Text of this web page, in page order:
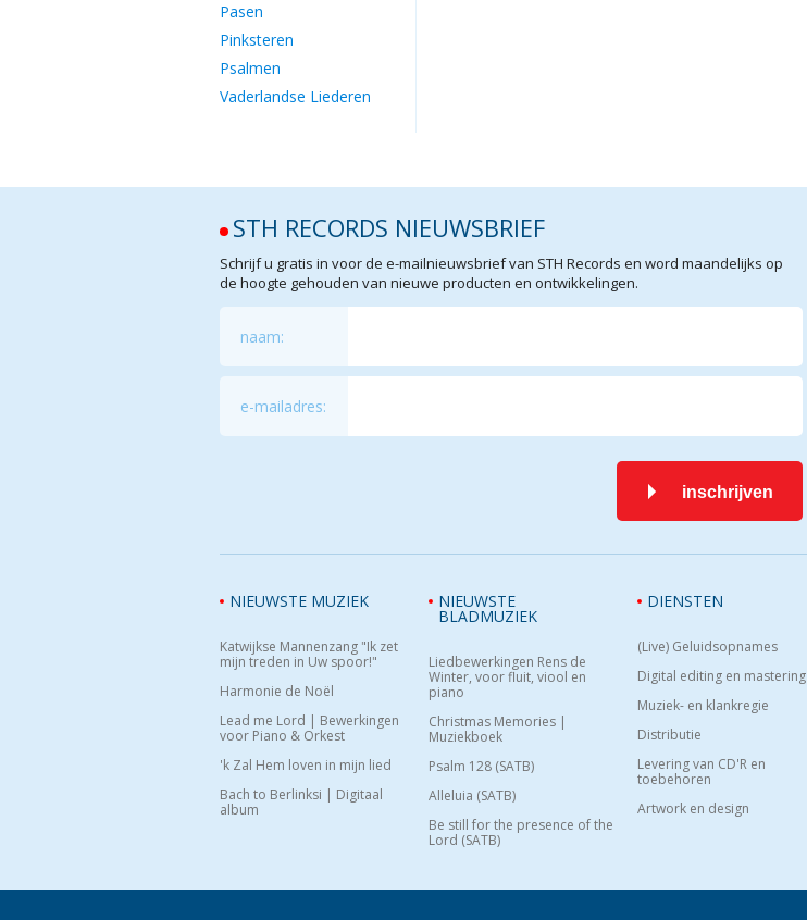
Pasen
Pinksteren
Psalmen
Vaderlandse Liederen
STH RECORDS NIEUWSBRIEF
Schrijf u gratis in voor de e-mailnieuwsbrief van STH Records en word maandelijks op
de hoogte gehouden van nieuwe producten en ontwikkelingen.
naam:
e-mailadres:
inschrijven
NIEUWSTE MUZIEK
Katwijkse Mannenzang "Ik zet
mijn treden in Uw spoor!"
Harmonie de Noël
Lead me Lord | Bewerkingen
voor Piano & Orkest
'k Zal Hem loven in mijn lied
Bach to Berlinksi | Digitaal
album
NIEUWSTE
BLADMUZIEK
Liedbewerkingen Rens de
Winter, voor fluit, viool en
piano
Christmas Memories |
Muziekboek
Psalm 128 (SATB)
Alleluia (SATB)
Be still for the presence of the
Lord (SATB)
DIENSTEN
(Live) Geluidsopnames
Digital editing en mastering
Muziek- en klankregie
Distributie
Levering van CD'R en
toebehoren
Artwork en design